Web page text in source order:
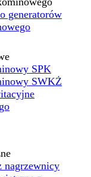
generatorów
SPK
SWKŻ
nagrzewnicy